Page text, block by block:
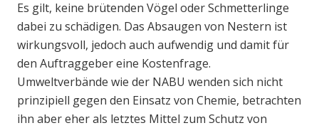
Es gilt, keine brütenden Vögel oder Schmetterlinge
dabei zu schädigen. Das Absaugen von Nestern ist
wirkungsvoll, jedoch auch aufwendig und damit für
den Auftraggeber eine Kostenfrage.
Umweltverbände wie der NABU wenden sich nicht
prinzipiell gegen den Einsatz von Chemie, betrachten
ihn aber eher als letztes Mittel zum Schutz von